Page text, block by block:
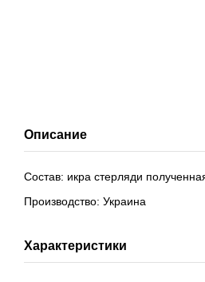
Описание
Состав: икра стерляди
Производство: Украина
Характеристики